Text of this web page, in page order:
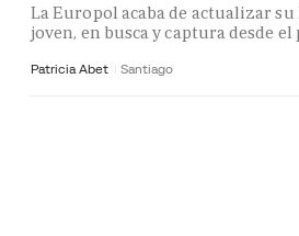
La Europol acaba de actualizar
joven, en busca y captura desde el
Patricia Abet Santiago